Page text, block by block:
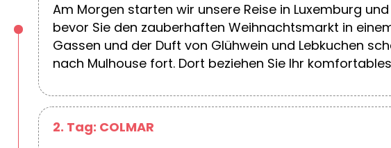
Am Morgen starten wir unsere Reise in Luxemburg
bevor Sie den zauberhaften Weihnachtsmarkt in
Gassen und der Duft von Glühwein und Lebkuchen
nach Mulhouse fort. Dort beziehen Sie Ihr
2. Tag: COLMAR